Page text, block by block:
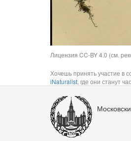
Лицензия CC-BY 4.0 (см.
Хочешь принять участие в
iNaturalist, где они станут